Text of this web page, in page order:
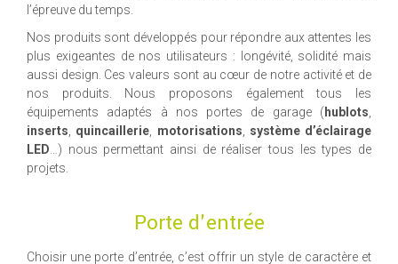
l’épreuve du temps.
Nos produits sont développés pour répondre aux attentes les
plus exigeantes de nos utilisateurs : longévité, solidité mais
aussi design. Ces valeurs sont au cœur de notre activité et de
nos produits. Nous proposons également tous les
équipements adaptés à nos portes de garage ( hublots
inserts
quincaillerie motorisations
système d’éclairage
LED …) nous permettant ainsi de réaliser tous les types de
projets.
Porte d'entrée
Choisir une porte d’entrée, c’est offrir un style de caractère et